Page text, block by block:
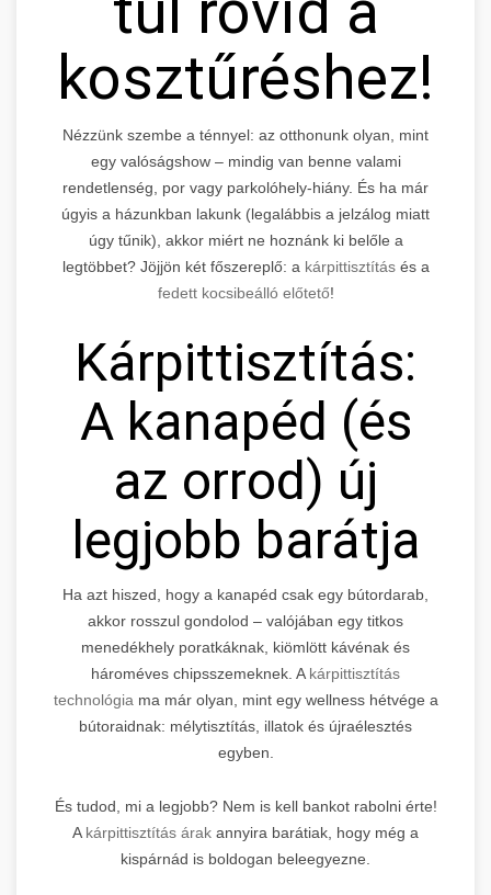
kosztűréshez!
Nézzünk szembe a ténnyel: az otthonunk olyan, mint
egy valóságshow – mindig van benne valami
rendetlenség, por vagy parkolóhely-hiány. És ha már
úgyis a házunkban lakunk (legalábbis a jelzálog miatt
úgy tűnik), akkor miért ne hoznánk ki belőle a
legtöbbet? Jöjjön két főszereplő: a kárpittisztításés a
fedett kocsibeálló előtető!
Kárpittisztítás:
A kanapéd (és
az orrod) új
legjobb barátja
Ha azt hiszed, hogy a kanapéd csak egy bútordarab,
akkor rosszul gondolod – valójában egy titkos
menedékhely poratkáknak, kiömlött kávénak és
hároméves chipsszemeknek. A kárpittisztítás
technológia ma már olyan, mint egy wellness hétvége a
bútoraidnak: mélytisztítás, illatok és újraélesztés
egyben.
És tudod, mi a legjobb? Nem is kell bankot rabolni érte!
A kárpittisztítás árak annyira barátiak, hogy még a
kispárnád is boldogan beleegyezne.